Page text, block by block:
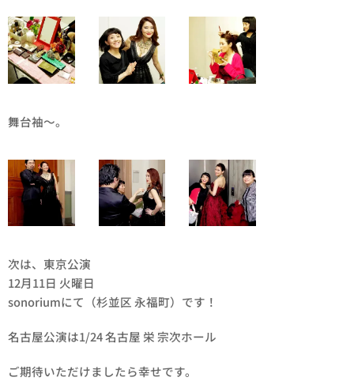
舞台袖〜。
次は、東京公演
12月11日 火曜日
sonoriumにて（杉並区 永福町）です！
名古屋公演は1/24 名古屋 栄 宗次ホール
ご期待いただけましたら幸せです。